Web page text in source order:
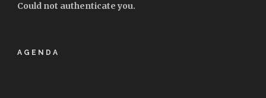
Could not authenticate you.
AGENDA